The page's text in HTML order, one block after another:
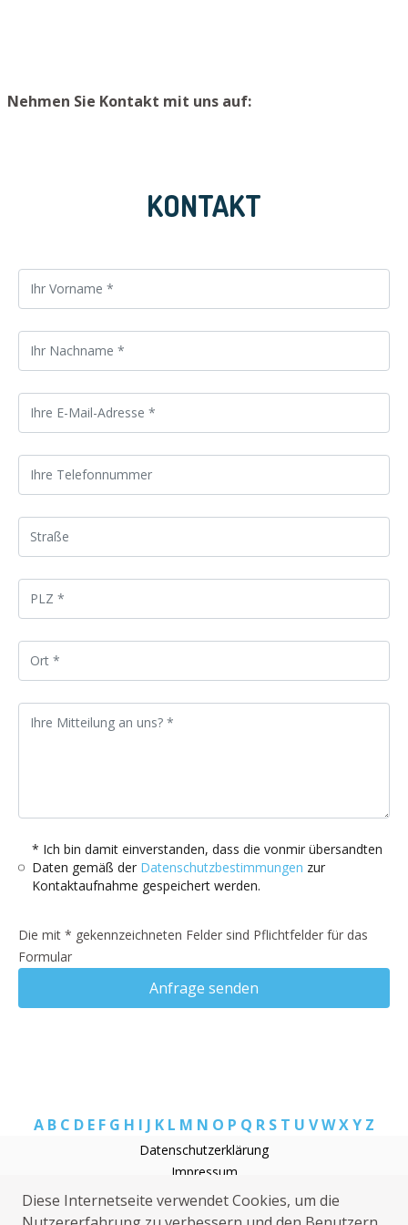
Nehmen Sie Kontakt mit uns auf:
KONTAKT
* Ich bin damit einverstanden, dass die vonmir übersandten
Daten gemäß der Datenschutzbestimmungen zur
Kontaktaufnahme gespeichert werden.
Die mit * gekennzeichneten Felder sind Pflichtfelder für das
Formular
Anfrage senden
A B C D E F G H I J K L M N O P Q R S T U VWXY Z
Datenschutzerklärung
Impressum
Klempner Farsleben
Sat Installation Farsleben
Diese Internetseite verwendet Cookies, um die